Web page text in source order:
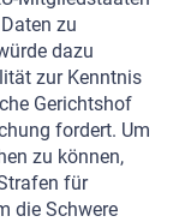
zu
dazu
zur Kenntnis
Gerichtshof
fordert. Um
zu können,
für
die Schwere